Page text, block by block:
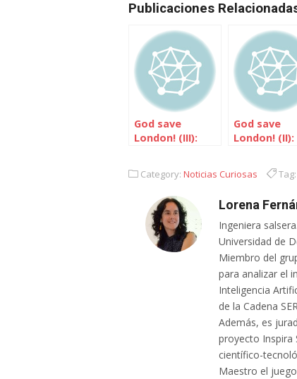
Publicaciones
God save
London! (III):
God save
London! (II):
Category: Noticias Curiosas Tag:
Lorena
Ingeniera
Universidad de
Miembro del
para analizar el
Inteligencia
de la Cadena
Además, es
proyecto Inspira
científico-
Maestro el